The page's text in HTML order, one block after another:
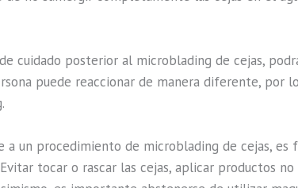
cuidado posterior al microblading de cejas,
puede reaccionar de manera diferente,
a un procedimiento de microblading de cejas,
tocar o rascar las cejas, aplicar productos